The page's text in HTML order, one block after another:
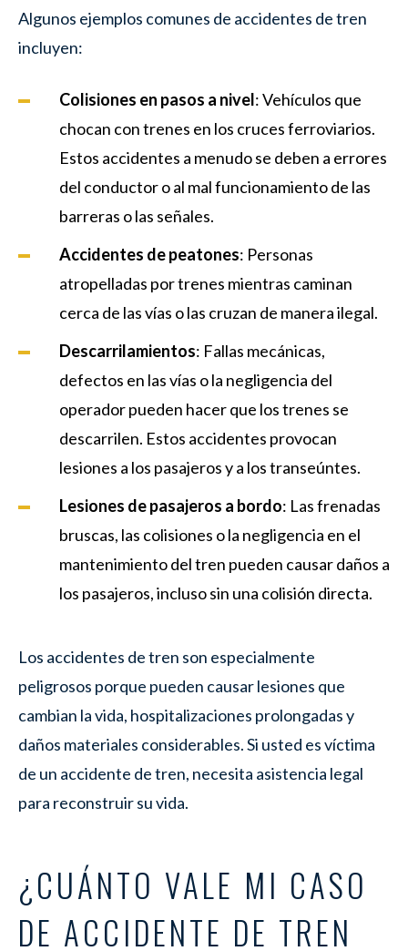
Algunos ejemplos comunes de accidentes de tren
incluyen:
Colisiones en pasos a nivel: Vehículos que
chocan con trenes en los cruces ferroviarios.
Estos accidentes a menudo se deben a errores
del conductor o al mal funcionamiento de las
barreras o las señales.
Accidentes de peatones: Personas
atropelladas por trenes mientras caminan
cerca de las vías o las cruzan de manera ilegal.
Descarrilamientos: Fallas mecánicas,
defectos en las vías o la negligencia del
operador pueden hacer que los trenes se
descarrilen. Estos accidentes provocan
lesiones a los pasajeros y a los transeúntes.
Lesiones de pasajeros a bordo: Las frenadas
bruscas, las colisiones o la negligencia en el
mantenimiento del tren pueden causar daños a
los pasajeros, incluso sin una colisión directa.
Los accidentes de tren son especialmente
peligrosos porque pueden causar lesiones que
cambian la vida, hospitalizaciones prolongadas y
daños materiales considerables. Si usted es víctima
de un accidente de tren, necesita asistencia legal
para reconstruir su vida.
¿CUÁNTO VALE MI CASO
DE ACCIDENTE DE TREN